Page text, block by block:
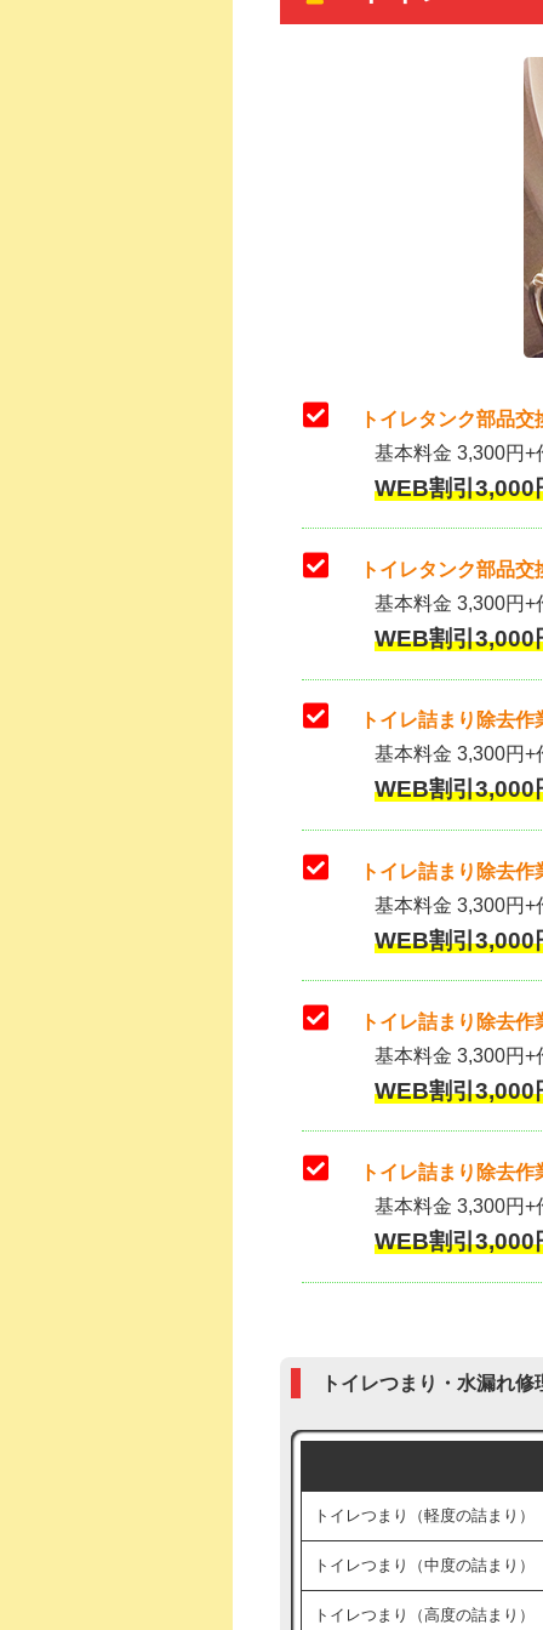
トイレタンク部品
基本料金 3,300円
WEB割引3,000
トイレタンク部品
基本料金 3,300円+
WEB割引3,000
トイレ詰まり除去作
基本料金 3,300円+
WEB割引3,000
トイレ詰まり除去
基本料金 3,300円+
WEB割引3,000
トイレ詰まり除去
基本料金 3,300円+
WEB割引3,000
トイレ詰まり除去
基本料金 3,300円+
WEB割引3,000
トイレつまり・水漏れ
トイレつまり（軽度の詰まり）
トイレつまり（中度の詰まり）
トイレつまり（高度の詰まり）